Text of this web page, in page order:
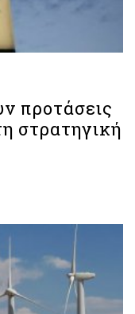
προτάσεις
στρατηγική